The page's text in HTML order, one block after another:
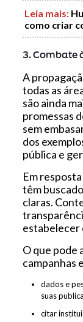
Leia mais:
como criar
3. Combate
A
todas as
são ainda
promessas
sem
dos
pública e
Em
têm
claras.
estabelecer
O que pode
campanhas e
dados e
suas
citar